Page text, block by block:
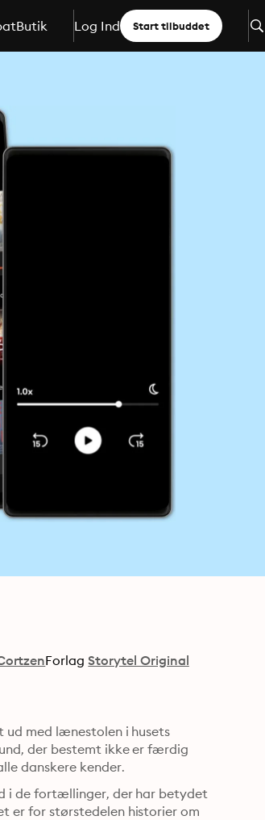
Butik Log Ind Start tilbuddet
Forlag Storytel Original
med lænestolen i husets
der bestemt ikke er færdig
danskere kender.
i de fortællinger, der har betydet
er for størstedelen historier om